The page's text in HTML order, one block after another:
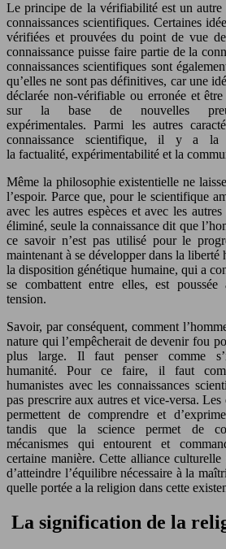
Le principe de la vérifiabilité est un autre
connaissances scientifiques. Certaines
vérifiées et prouvées du point de vue
connaissance puisse faire partie de la
connaissances scientifiques sont
qu’elles ne sont pas définitives, car une
déclarée non-vérifiable ou erronée et
sur la base de nouvelles
expérimentales. Parmi les autres
connaissance scientifique, il y a la
la factualité, expérimentabilité et la
Même la philosophie existentielle ne
l’espoir. Parce que, pour le scientifique
avec les autres espèces et avec les
éliminé, seule la connaissance dit que
ce savoir n’est pas utilisé pour le
maintenant à se développer dans la
la disposition génétique humaine, qui a
se combattent entre elles, est
tension.
Savoir, par conséquent, comment
nature qui l’empêcherait de devenir fou
plus large. Il faut penser comme
humanité. Pour ce faire, il faut
humanistes avec les connaissances
pas prescrire aux autres et vice-versa. Les
permettent de comprendre et
tandis que la science permet de
mécanismes qui entourent et
certaine manière. Cette alliance
d’atteindre l’équilibre nécessaire à la
quelle portée a la religion dans cette
La signification de la